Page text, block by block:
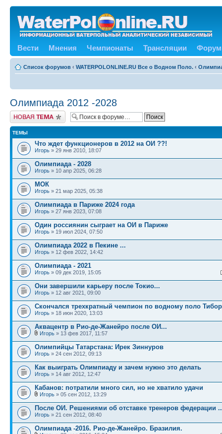
Вести Мнения Чемпионаты Трансляции Форум
Список форумов ‹ WATERPOLONLINE.RU Все о Водном Поло. ‹
Олимпиада 2012 -2028
Новая тема
ТЕМЫ
Что ждет функционеров в 2012 на ОИ ??!
Игорь » 29 янв 2010, 18:07
Олимпиада - 2028
Игорь » 10 апр 2025, 06:28
МОК
Игорь » 21 мар 2025, 05:38
Олимпиада в Париже 2024 года
Игорь » 27 янв 2023, 07:08
Один россиянин сыграет на ОИ в Париже
Игорь » 19 июл 2024, 07:50
Олимпиада 2022 в Пекине ...
Игорь » 12 фев 2022, 14:42
Олимпиада - 2021
Игорь » 09 дек 2019, 15:05
Они завершили карьеру после Токио...
Игорь » 12 авг 2021, 09:00
Cкончался трехкратный чемпион по водному поло
Игорь » 18 июн 2020, 13:03
Аквацентр в Рио-де-Жанейро после ОИ...
Игорь » 13 фев 2017, 11:57
Олимпийцы Татарстана: Ирек Зиннуров
Игорь » 24 сен 2012, 09:13
Как выиграть Олимпиаду и зачем нужно это делать
Игорь » 14 авг 2012, 12:47
Кабанов: потратили много сил, но не хватило удачи
Игорь » 05 сен 2012, 13:29
После ОИ. Решениями об отставке тренеров федерации
Игорь » 21 сен 2012, 08:40
Олимпиада -2016. Рио-де-Жанейро. Бразилия.